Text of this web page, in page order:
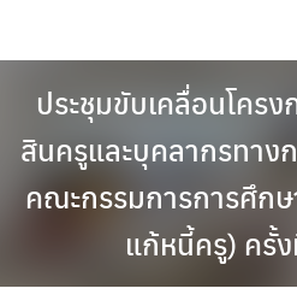
content
ประชุมขับเคลื่อนโคร
สินครูและบุคลากรทาง
คณะกรรมการการศึก
แก้หนี้ครู) ครั้